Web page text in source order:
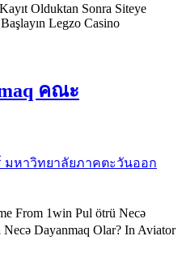
Olduktan Sonra Siteye
Legzo Casino
คณะ
ตร์ มหาวิทยาลัยภาคตะวันออก
From 1win Pul ötrü Necə
Dayanmaq Olar? In Aviator